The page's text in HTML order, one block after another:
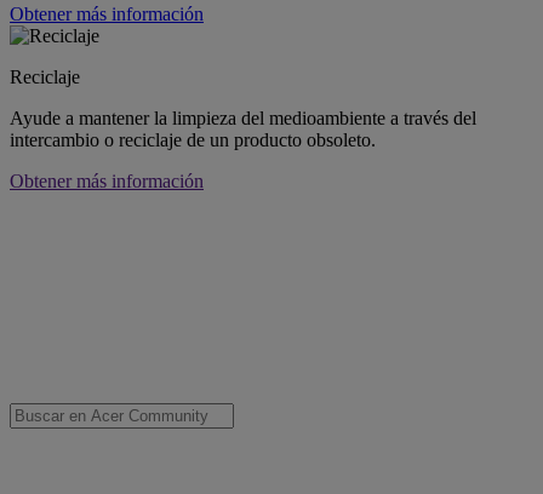
Obtener más información
Reciclaje
Ayude a mantener la limpieza del medioambiente a través del
intercambio o reciclaje de un producto obsoleto.
Obtener más información